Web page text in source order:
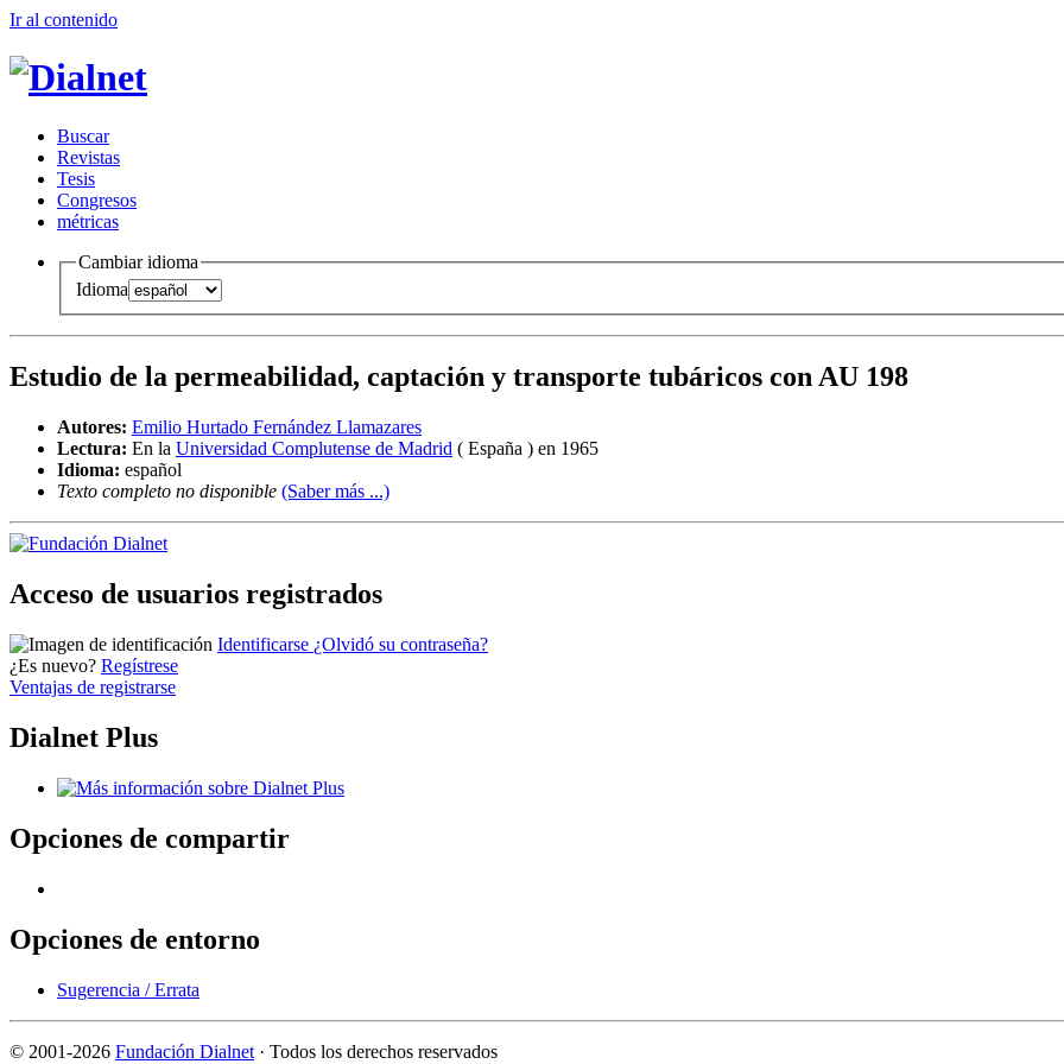
Ir al contenido
Buscar
Revistas
Tesis
Congresos
métricas
Cambiar idioma
Idioma
Estudio de la permeabilidad, captación y transporte tubáricos con AU 198
Autores: Emilio Hurtado Fernández Llamazares
Lectura: En la Universidad Complutense de Madrid ( España ) en 1965
Idioma: español
Texto completo no disponible (Saber más ...)
Acceso de usuarios registrados
Identificarse ¿Olvidó su contraseña?
¿Es nuevo? Regístrese
Ventajas de registrarse
Dialnet Plus
Opciones de compartir
Opciones de entorno
Sugerencia / Errata
© 2001-2026 Fundación Dialnet · Todos los derechos reservados